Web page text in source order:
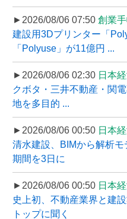
►2026/08/06 07:50 創業
建設用3Dプリンター「
「Polyuse」が11億円 ...
►2026/08/06 02:30 日本
クボタ・三井不動産・関
地を多目的 ...
►2026/08/06 00:50 日本
清水建設、BIMから解析
期間を3日に
►2026/08/06 00:50 日本
史上初、不動産業界と建
トップに聞く